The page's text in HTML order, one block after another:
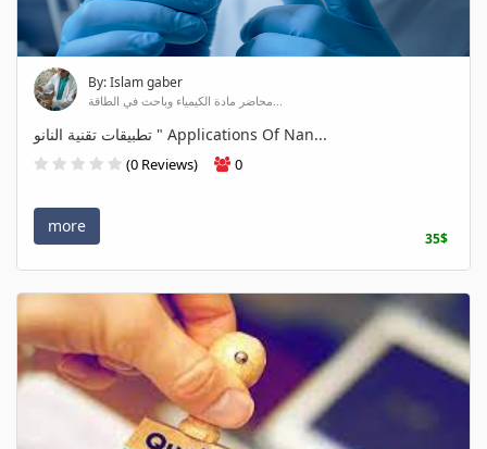
By: Islam gaber
محاضر مادة الكيمياء وباحث في الطاقة...
تطبيقات تقنية النانو " Applications Of Nan...
(0 Reviews) 0
more
35$